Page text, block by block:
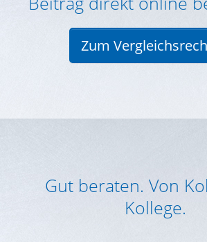
Zum
Gut beraten. Von
Kollege.